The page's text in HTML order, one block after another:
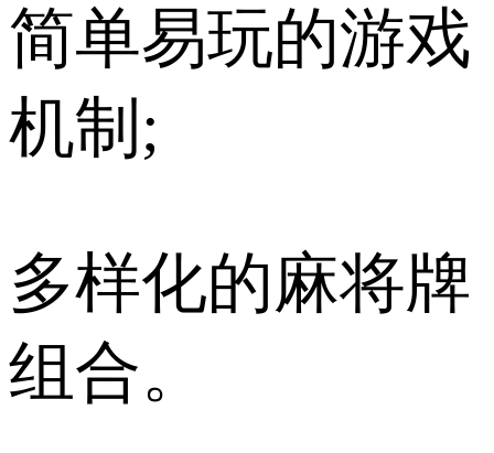
简单易玩的游戏
机制;
多样化的麻将牌
组合。